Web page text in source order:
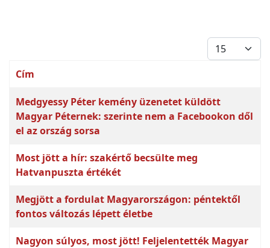
Tételek #
Cím
Medgyessy Péter kemény üzenetet küldött
Magyar Péternek: szerinte nem a Facebookon dől
el az ország sorsa
Most jött a hír: szakértő becsülte meg
Hatvanpuszta értékét
Megjött a fordulat Magyarországon: péntektől
fontos változás lépett életbe
Nagyon súlyos, most jött! Feljelentették Magyar